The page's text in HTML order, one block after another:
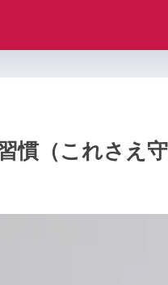
慣（これさえ